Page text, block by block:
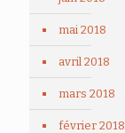
mai 2018
avril 2018
mars 2018
février 2018